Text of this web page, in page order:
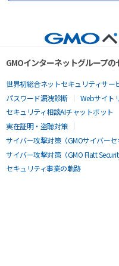
GMOインターネットグループ
世界初総合ネットセキュリティサー
パスワード漏洩診断
Webサイト
セキュリティ相談AIチャットボット
実在証明・盗聴対策
サイバー攻撃対策（GMOサイバーセ
サイバー攻撃対策（GMO Flatt
セキュリティ事業の軌跡